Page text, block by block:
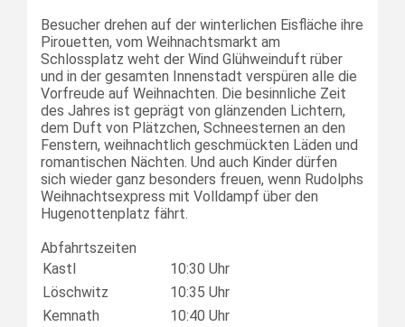
Besucher drehen auf der winterlichen Eisfläche ihre
Pirouetten, vom Weihnachtsmarkt am
Schlossplatz weht der Wind Glühweinduft rüber
und in der gesamten Innenstadt verspüren alle die
Vorfreude auf Weihnachten. Die besinnliche Zeit
des Jahres ist geprägt von glänzenden Lichtern,
dem Duft von Plätzchen, Schneesternen an den
Fenstern, weihnachtlich geschmückten Läden und
romantischen Nächten. Und auch Kinder dürfen
sich wieder ganz besonders freuen, wenn Rudolphs
Weihnachtsexpress mit Volldampf über den
Hugenottenplatz fährt.
Abfahrtszeiten
Kastl
10:30 Uhr
Löschwitz
10:35 Uhr
Kemnath
10:40 Uhr